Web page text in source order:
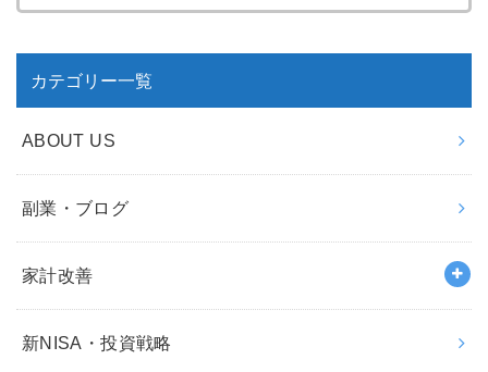
カテゴリー一覧
ABOUT US
副業・ブログ
家計改善
新NISA・投資戦略